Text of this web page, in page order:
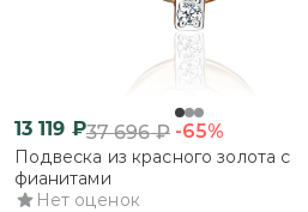
13 119 ₽37 696₽ -65%
Подвеска из красного золота с
фианитами
Нет оценок